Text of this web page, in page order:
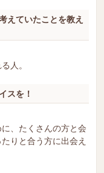
えていたことを教え
人。
スを！
、たくさんの方と会
りと合う方に出会え